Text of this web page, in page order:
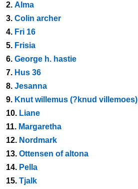
2. Alma
3. Colin archer
4. Fri 16
5. Frisia
6. George h. hastie
7. Hus 36
8. Jesanna
9. Knut willemus (?knud villemoes)
10. Liane
11. Margaretha
12. Nordmark
13. Ottensen of altona
14. Pella
15. Tjalk